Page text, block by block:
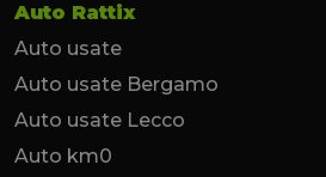
Auto Rattix
Auto usate
Auto usate Bergamo
Auto usate Lecco
Auto km0